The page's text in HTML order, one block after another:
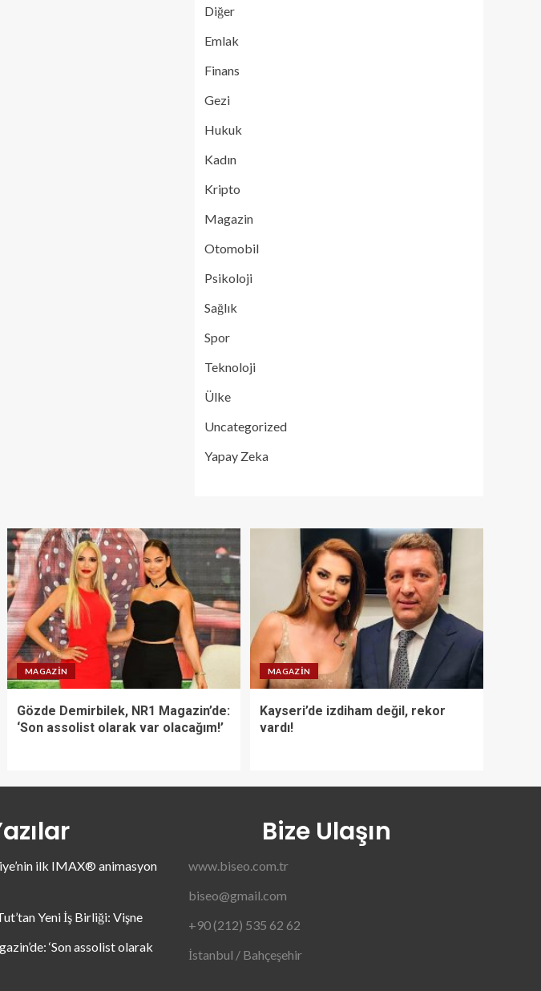
Diğer
Emlak
Finans
Gezi
Hukuk
Kadın
Kripto
Magazin
Otomobil
Psikoloji
Sağlık
Spor
Teknoloji
Ülke
Uncategorized
Yapay Zeka
MAGAZIN
Gözde Demirbilek, NR1 Magazin’de:
‘Son assolist olarak var olacağım!’
MAGAZIN
Kayseri’de izdiham değil, rekor
vardı!
ilk IMAX® animasyon
Yeni İş Birliği: Vişne
‘Son assolist olarak
Bize Ulaşın
www.biseo.com.tr
biseo@gmail.com
+90 (212) 535 62 62
İstanbul / Bahçeşehir